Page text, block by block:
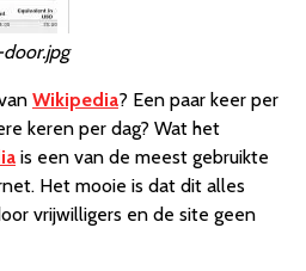
Wikipedia? Een paar keer per
keren per dag? Wat het
is een van de meest gebruikte
Het mooie is dat dit alles
vrijwilligers en de site geen